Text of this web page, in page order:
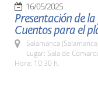
16/05/2025
Presentación de
Cuentos para el
Salamanca
Lugar: Sala de
Hora: 10:30 h.